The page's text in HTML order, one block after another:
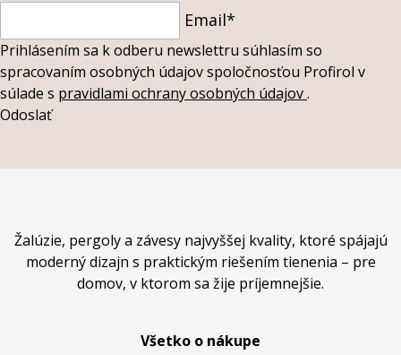
Email*
Prihlásením sa k odberu newslettru súhlasím so
spracovaním osobných údajov spoločnosťou Profirol v
súlade s pravidlami ochrany osobných údajov.
Odoslať
Žalúzie, pergoly a závesy najvyššej kvality, ktoré spájajú
moderný dizajn s praktickým riešením tienenia – pre
domov, v ktorom sa žije príjemnejšie.
Všetko o nákupe